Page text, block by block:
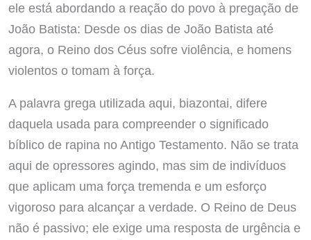
ele está abordando a reação do povo à pregação de
João Batista: Desde os dias de João Batista até
agora, o Reino dos Céus sofre violência, e homens
violentos o tomam à força.
A palavra grega utilizada aqui, biazontai, difere
daquela usada para compreender o significado
bíblico de rapina no Antigo Testamento. Não se trata
aqui de opressores agindo, mas sim de indivíduos
que aplicam uma força tremenda e um esforço
vigoroso para alcançar a verdade. O Reino de Deus
não é passivo; ele exige uma resposta de urgência e